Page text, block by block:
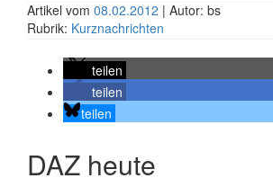
Artikel vom 08.02.2012 | Autor: bs
Rubrik: Kurznachrichten
teilen
teilen
teilen
DAZ heute